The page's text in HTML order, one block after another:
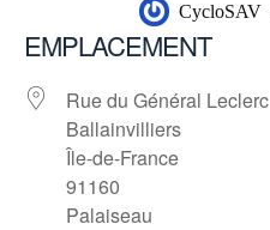
CycloSAV
EMPLACEMENT
Rue du Général Leclerc
Ballainvilliers
Île-de-France
91160
Palaiseau